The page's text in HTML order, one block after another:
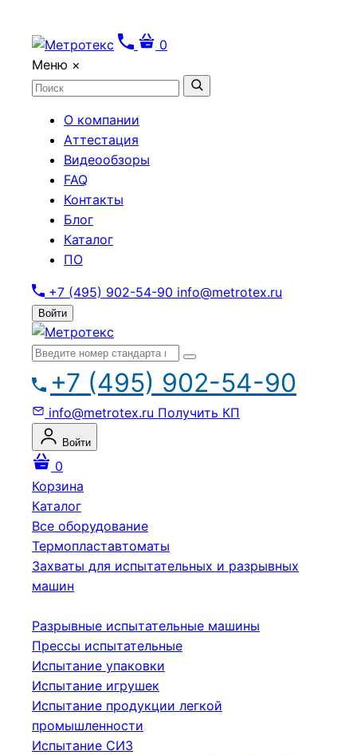
0
Меню ×
О компании
Аттестация
Видеообзоры
FAQ
Контакты
Блог
Каталог
ПО
+7 (495) 902-54-90 info@metrotex.ru
Войти
+7 (495) 902-54-90
info@metrotex.ru Получить КП
Войти
0
Корзина
Каталог
Все оборудование
Термопластавтоматы
Захваты для испытательных и разрывных
машин
Разрывные испытательные машины
Прессы испытательные
Испытание упаковки
Испытание игрушек
Испытание продукции легкой
промышленности
Испытание СИЗ